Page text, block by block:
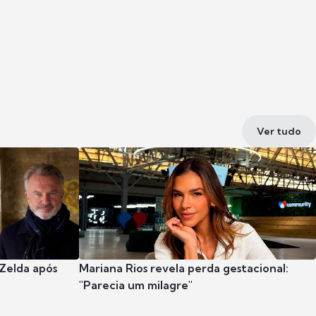
Ver tudo
após
Mariana Rios revela perda gestacional:
"Parecia um milagre"